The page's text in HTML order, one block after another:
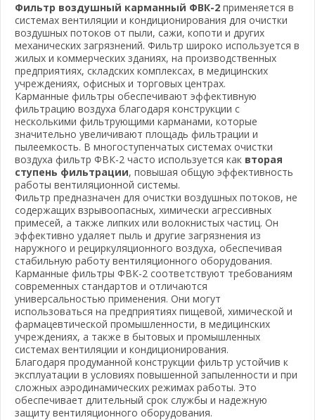
Фильтр воздушный карманный ФВК-2 применяется в
системах вентиляции и кондиционирования для очистки
воздушных потоков от пыли, сажи, копоти и других
механических загрязнений. Фильтр широко используется в
жилых и коммерческих зданиях, на производственных
предприятиях, складских комплексах, в медицинских
учреждениях, офисных и торговых центрах.
Карманные фильтры обеспечивают эффективную
фильтрацию воздуха благодаря конструкции с
несколькими фильтрующими карманами, которые
значительно увеличивают площадь фильтрации и
пылеемкость. В многоступенчатых системах очистки
воздуха фильтр ФВК-2 часто используется как вторая
ступень фильтрации, повышая общую эффективность
работы вентиляционной системы.
Фильтр предназначен для очистки воздушных потоков, не
содержащих взрывоопасных, химически агрессивных
примесей, а также липких или волокнистых частиц. Он
эффективно удаляет пыль и другие загрязнения из
наружного и рециркуляционного воздуха, обеспечивая
стабильную работу вентиляционного оборудования.
Карманные фильтры ФВК-2 соответствуют требованиям
современных стандартов и отличаются
универсальностью применения. Они могут
использоваться на предприятиях пищевой, химической и
фармацевтической промышленности, в медицинских
учреждениях, а также в бытовых и промышленных
системах вентиляции и кондиционирования.
Благодаря продуманной конструкции фильтр устойчив к
эксплуатации в условиях повышенной запыленности и при
сложных аэродинамических режимах работы. Это
обеспечивает длительный срок службы и надежную
защиту вентиляционного оборудования.
почту